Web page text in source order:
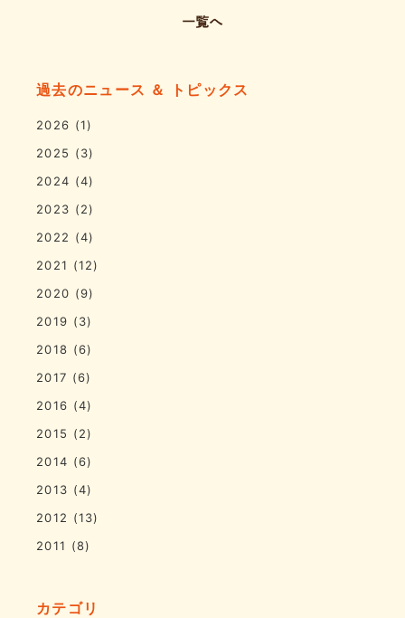
過去のニュース ＆ トピックス
2026 (1)
2025 (3)
2024 (4)
2023 (2)
2022 (4)
2021 (12)
2020 (9)
2019 (3)
2018 (6)
2017 (6)
2016 (4)
2015 (2)
2014 (6)
2013 (4)
2012 (13)
2011 (8)
カテゴリ